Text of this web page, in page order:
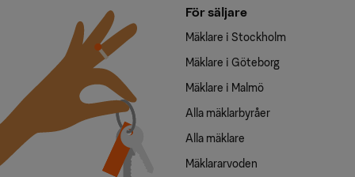
För säljare
Mäklare i Stockholm
Mäklare i Göteborg
Mäklare i Malmö
Alla mäklarbyråer
Alla mäklare
Mäklararvoden